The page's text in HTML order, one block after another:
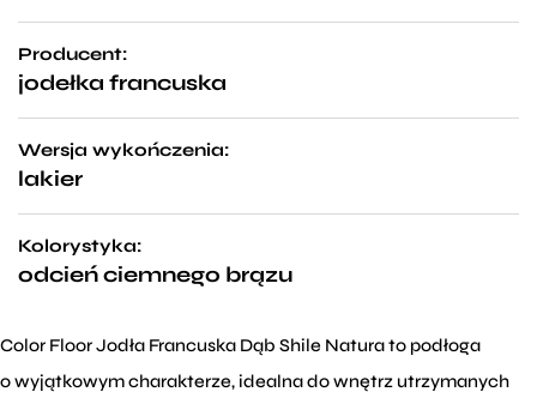
Producent:
jodełka francuska
Wersja wykończenia:
lakier
Kolorystyka:
odcień ciemnego brązu
Color Floor Jodła Francuska Dąb Shile Natura to podłoga
o wyjątkowym charakterze, idealna do wnętrz utrzymanych